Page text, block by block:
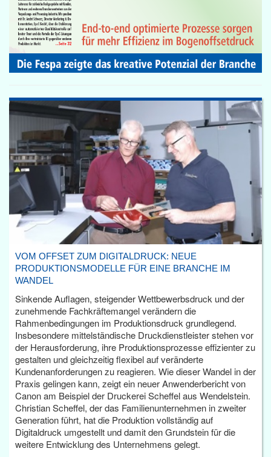
VOM OFFSET ZUM DIGITALDRUCK: NEUE
PRODUKTIONSMODELLE FÜR EINE BRANCHE IM
WANDEL
Sinkende Auflagen, steigender Wettbewerbsdruck und der
zunehmende Fachkräftemangel verändern die
Rahmenbedingungen im Produktionsdruck grundlegend.
Insbesondere mittelständische Druckdienstleister stehen vor
der Herausforderung, ihre Produktionsprozesse effizienter zu
gestalten und gleichzeitig flexibel auf veränderte
Kundenanforderungen zu reagieren. Wie dieser Wandel in der
Praxis gelingen kann, zeigt ein neuer Anwenderbericht von
Canon am Beispiel der Druckerei Scheffel aus Wendelstein.
Christian Scheffel, der das Familienunternehmen in zweiter
Generation führt, hat die Produktion vollständig auf
Digitaldruck umgestellt und damit den Grundstein für die
weitere Entwicklung des Unternehmens gelegt.